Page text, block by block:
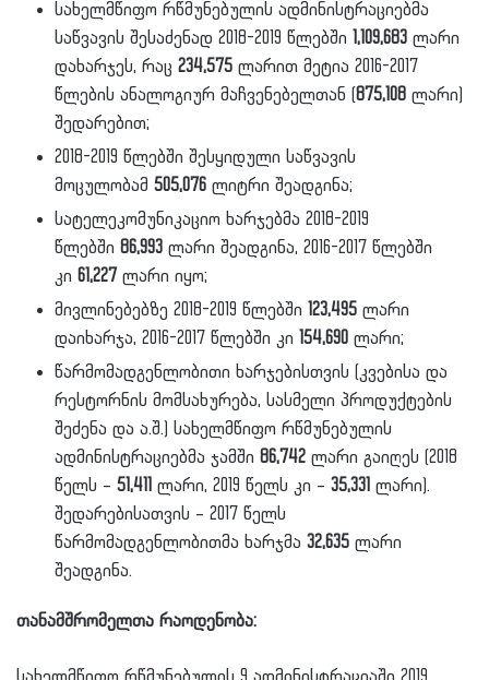
სახელმწიფო რწმუნებულის ადმინისტრაციებმა
საწვავის შესაძენად 2018-2019 წლებში 1,109,683 ლარი
დახარჯეს, რაც 234,575 ლარით მეტია 2016-2017
წლების ანალოგიურ მაჩვენებელთან ( 875,108 ლარი)
შედარებით;
2018-2019 წლებში შესყიდული საწვავის
მოცულობამ 505,076 ლიტრი შეადგინა;
სატელეკომუნიკაციო ხარჯებმა 2018-2019
წლებში 86,993 ლარი შეადგინა, 2016-2017 წლებში
კი 61,227 ლარი იყო;
მივლინებებზე 2018-2019 წლებში 123,495 ლარი
დაიხარჯა, 2016-2017 წლებში კი 154,690 ლარი;
წარმომადგენლობითი ხარჯებისთვის (კვებისა და
რესტორნის მომსახურება, სასმელი პროდუქტების
შეძენა და ა.შ.) სახელმწიფო რწმუნებულის
ადმინისტრაციებმა ჯამში 86,742 ლარი გაიღეს (2018
წელს – 51,411 ლარი, 2019 წელს კი – 35,331 ლარი).
შედარებისათვის – 2017 წელს
წარმომადგენლობითმა ხარჯმა 32,635 ლარი
შეადგინა.
თანამშრომელთა რაოდენობა: